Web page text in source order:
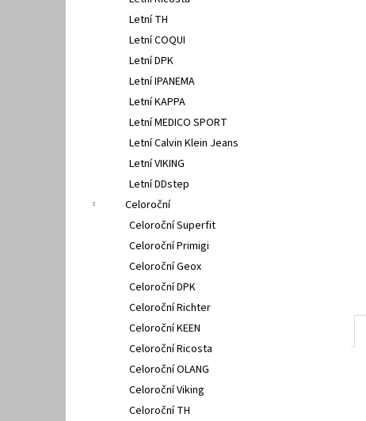
Letní TH
Letní COQUI
Letní DPK
Letní IPANEMA
Letní KAPPA
Letní MEDICO SPORT
Letní Calvin Klein Jeans
Letní VIKING
Letní DDstep
Celoroční
Celoroční Superfit
Celoroční Primigi
Celoroční Geox
Celoroční DPK
Celoroční Richter
Celoroční KEEN
Celoroční Ricosta
Celoroční OLANG
Celoroční Viking
Celoroční TH
1 495 Kč